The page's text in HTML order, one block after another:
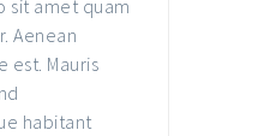
sit amet quam
Aenean
est. Mauris
habitant